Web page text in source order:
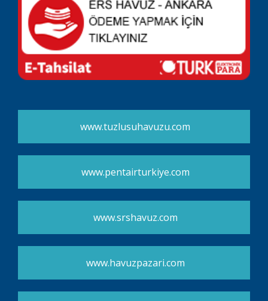
www.tuzlusuhavuzu.com
www.pentairturkiye.com
www.srshavuz.com
www.havuzpazari.com